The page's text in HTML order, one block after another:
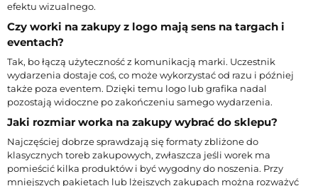
efektu wizualnego.
Czy worki na zakupy z logo mają sens na targach i
eventach?
Tak, bo łączą użyteczność z komunikacją marki. Uczestnik
wydarzenia dostaje coś, co może wykorzystać od razu i później
także poza eventem. Dzięki temu logo lub grafika nadal
pozostają widoczne po zakończeniu samego wydarzenia.
Jaki rozmiar worka na zakupy wybrać do sklepu?
Najczęściej dobrze sprawdzają się formaty zbliżone do
klasycznych toreb zakupowych, zwłaszcza jeśli worek ma
pomieścić kilka produktów i być wygodny do noszenia. Przy
mniejszych pakietach lub lżejszych zakupach można rozważyć